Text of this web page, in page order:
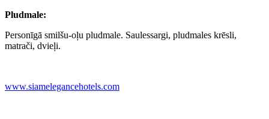
Pludmale:
Personīgā smilšu-oļu pludmale. Saulessargi, pludmales krēsli,
matrači, dvieļi.
www.siamelegancehotels.com